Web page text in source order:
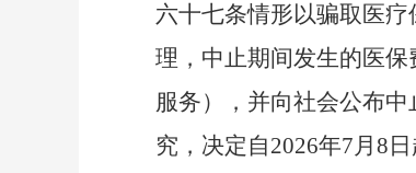
六十七条情形以骗取医
理，中止期间发生的医
服务），并向社会公布中
究，决定自2026年7月8